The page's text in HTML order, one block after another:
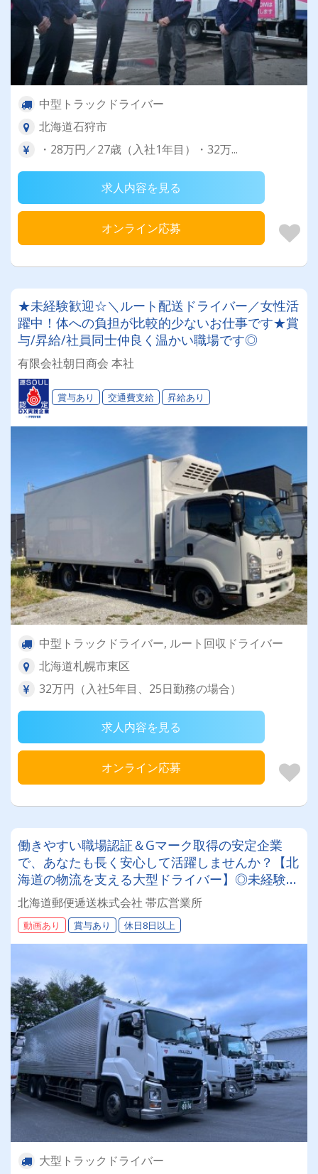
中型トラックドライバー
北海道石狩市
・28万円／27歳（入社1年目）・32万...
求人内容を見る
オンライン応募
★未経験歓迎☆＼ルート配送ドライバー／女性活
躍中！体への負担が比較的少ないお仕事です★賞
与/昇給/社員同士仲良く温かい職場です◎
有限会社朝日商会 本社
賞与あり 交通費支給 昇給あり
中型トラックドライバー, ルート回収ドライバー
北海道札幌市東区
32万円（入社5年目、25日勤務の場合）
求人内容を見る
オンライン応募
働きやすい職場認証＆Gマーク取得の安定企業
で、あなたも長く安心して活躍しませんか？【北
海道の物流を支える大型ドライバー】◎未経験歓
迎◎残業月平均8～9時間◎賞与年3回（昨年度実
績：計4.05ヶ月分）◎カゴ台車メイン
北海道郵便逓送株式会社 帯広営業所
動画あり 賞与あり 休日8日以上
大型トラックドライバー